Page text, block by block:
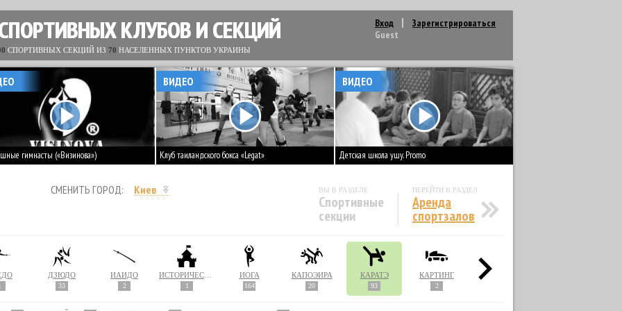
Вход
Зарегистрироваться
Guest
КЛУБОВ И СЕКЦИЙ
СПОРТИВНЫХ СЕКЦИЙ ИЗ 70 НАСЕЛЕННЫХ ПУНКТОВ УКРАИНЫ
гимнасты («Визинова») Клуб таиландского бокса «Legat»
ВИДЕО
Детская школа ушу. Promo
ВИДЕО
СМЕНИТЬ ГОРОД: Киев ВЫ В РАЗДЕЛЕ
Спортивные
секции
ПЕРЕЙТИ В РАЗДЕЛ
Аренда
спортзалов
ДЗЮДО
33
ИАЙДО
2 1
ЙОГА
164
КАПОЭЙРА
20
КАРАТЭ
93
КАРТИНГ
2
КИКБОКСИНГ